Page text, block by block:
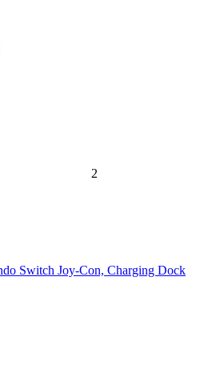
2
Switch Joy-Con, Charging Dock